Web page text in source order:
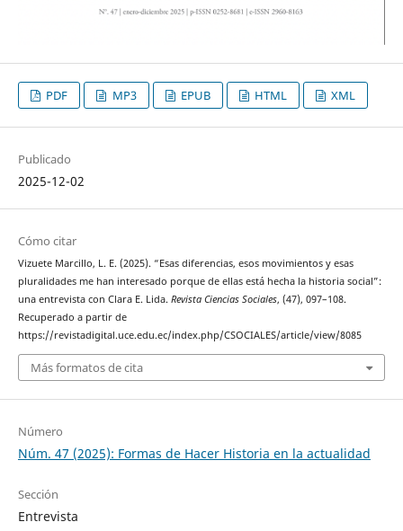
PDF MP3 EPUB HTML XML
Publicado
2025-12-02
Cómo citar
Vizuete Marcillo, L. E. (2025). “Esas diferencias, esos movimientos y esas
pluralidades me han interesado porque de ellas está hecha la historia social”:
una entrevista con Clara E. Lida. Revista Ciencias Sociales, (47), 097–108.
Recuperado a partir de
https://revistadigital.uce.edu.ec/index.php/CSOCIALES/article/view/8085
Más formatos de cita
Número
Núm. 47 (2025): Formas de Hacer Historia en la actualidad
Sección
Entrevista